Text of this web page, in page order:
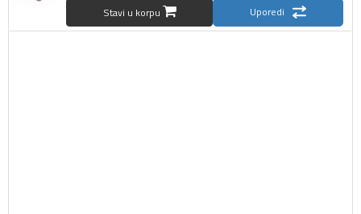
Stavi u korpu Uporedi